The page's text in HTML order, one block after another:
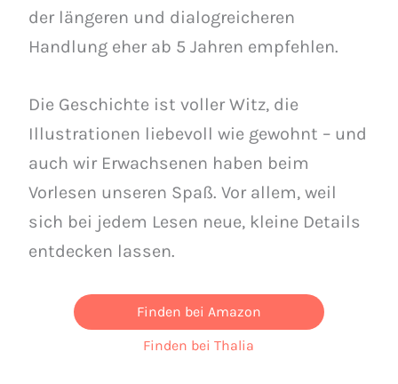
der längeren und dialogreicheren
Handlung eher ab 5 Jahren empfehlen.
Die Geschichte ist voller Witz, die
Illustrationen liebevoll wie gewohnt – und
auch wir Erwachsenen haben beim
Vorlesen unseren Spaß. Vor allem, weil
sich bei jedem Lesen neue, kleine Details
entdecken lassen.
Finden bei Amazon
Finden bei Thalia